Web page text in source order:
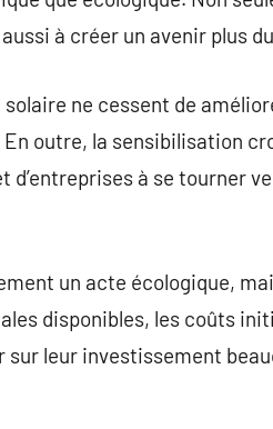
à créer un avenir plus
ne cessent de
outre, la sensibilisation
d’entreprises à se tourner
un acte écologique,
disponibles, les coûts
leur investissement